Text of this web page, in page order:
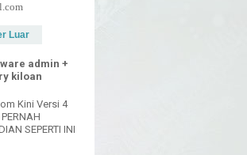
Luar
admin +
kiloan
Kini Versi 4
SEPERTI INI